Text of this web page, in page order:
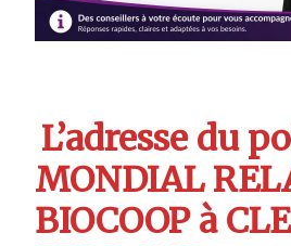
L’adresse du
MONDIAL
BIOCOOP à